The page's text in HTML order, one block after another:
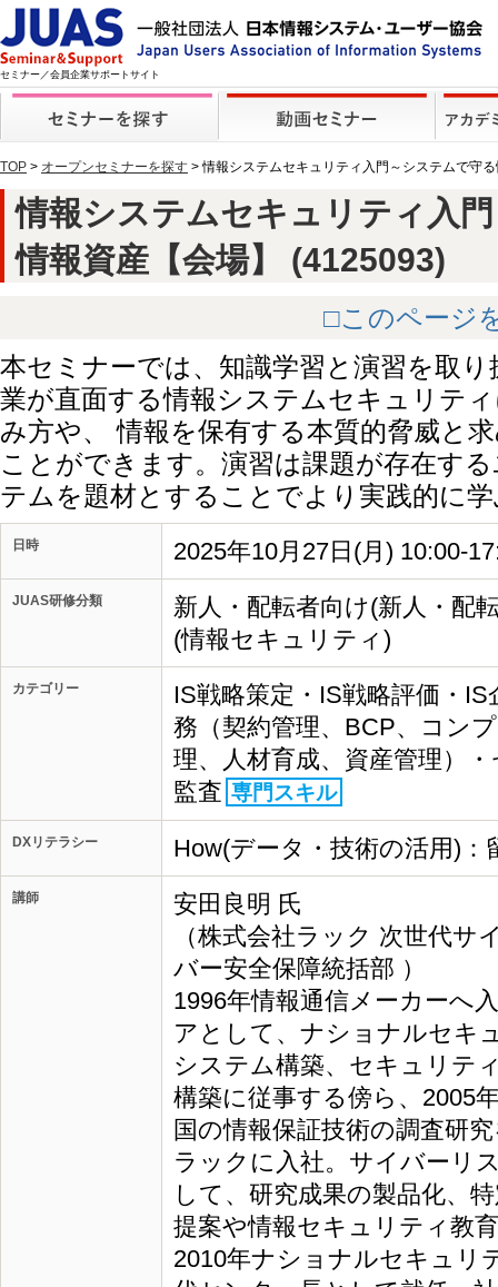
セミナー／会員企業サポートサイト
TOP > オープンセミナーを探す > 情報システムセキュリティ入門～システムで守
情報システムセキュリティ入
情報資産【会場】 (4125093)
□このページ
本セミナーでは、知識学習と演習を取
業が直面する情報システムセキュリテ
み方や、 情報を保有する本質的脅威と
ことができます。演習は課題が存在す
テムを題材とすることでより実践的に
日時 2025年10月27日(月) 10:00-
JUAS研修分類
新人・配転者向け(新人・配
(情報セキュリティ)
カテゴリー
IS戦略策定・IS戦略評価・
務（契約管理、BCP、コン
理、人材育成、資産管理）
監査 専門スキル
DXリテラシー How(データ・技術の活用)：
講師
安田良明 氏
（株式会社ラック 次世代
バー安全保障統括部 ）
1996年情報通信メーカーへ
アとして、ナショナルセキ
システム構築、セキュリテ
構築に従事する傍ら、2005
国の情報保証技術の調査研
ラックに入社。サイバーリ
して、研究成果の製品化、
提案や情報セキュリティ教
2010年ナショナルセキュリ